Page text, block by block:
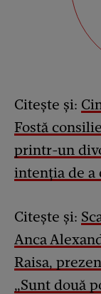
Citește și:
Fostă
printr-un
intenția de a
Citește și:
Anca
Raisa,
„Sunt două